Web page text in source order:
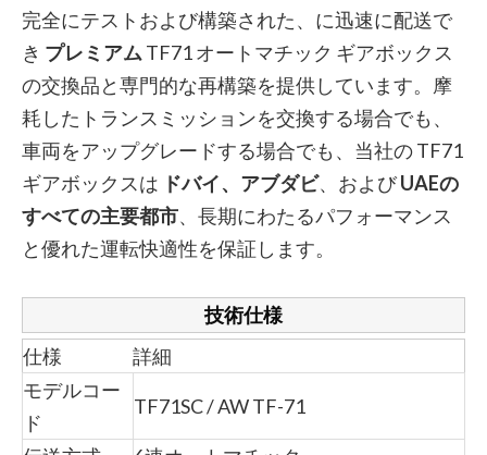
完全にテストおよび構築された、に迅速に配送で
き プレミアム TF71 オートマチック ギアボックス
の交換品と専門的な再構築を提供しています。摩
耗したトランスミッションを交換する場合でも、
車両をアップグレードする場合でも、当社の TF71
ギアボックスは ドバイ、アブダビ、およびUAEの
すべての主要都市、長期にわたるパフォーマンス
と優れた運転快適性を保証します。
技術仕様
仕様
詳細
モデルコー
ド
TF71SC / AW TF-71